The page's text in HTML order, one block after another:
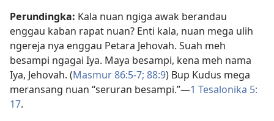
Perundingka: Kala nuan ngiga awak berandau
enggau kaban rapat nuan? Enti kala, nuan mega ulih
ngereja nya enggau Petara Jehovah. Suah meh
besampi ngagai Iya. Maya besampi, kena meh nama
Iya, Jehovah. (Masmur 86:​5-7; 88:9) Bup Kudus mega
meransang nuan “seruran besampi.”​—1 Tesalonika 5:​
17.